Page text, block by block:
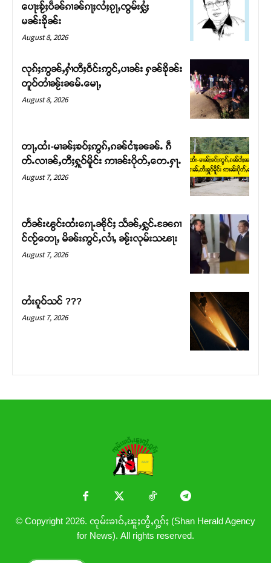
တႃႇႁႂ်ႈသဵင်ၵၢင်ၸႂ်ၵူၼ်းမိူင်း ၵူႈတီႈၵူႈလႅၼ်ပေႃးတေၸွ
တ်ႇ တူဝ်ႈလုမ်ႈၾႃႉၼၼ်ႉ ၶဝ်ႈႁူမ်ႈၵမ်ႉထႅမ် ၸုမ်းၶၢ
ဝ်ႇၽူႈတွႆႇႁွၵ်ႈ လႆႈယူႇၶႃႈဢေႃႈ။
ပေႃးၶႂ်ႈပဵၼ်ၵၢၼ်ၵႃႈလႆႈၵႂႃႇၸွမ်းႁွႆႈ
မၼ်းၶိုၼ်း
August 8, 2026
လုၵ်ႈဢွၼ်ႇႁၢႆတီႈဝဵင်းဢွင်ႇပၢၼ်း ႁၼ်ၶိုၼ်း
တူဝ်တၢႆၼႂ်းၼမ်ႉမေႃႇ
August 8, 2026
တႃႇထႆး-မၢၼ်ႈၶဝ်ႈဢွၵ်ႇၵၼ်ငၢႆႈၼၼ်ႉ ၵဵ
တ်ႉလၢၼ်ႇတီႈႁူဝ်မိူင်း ဢၢၼ်းပိုတ်ႇတေႉႁႃႉ
August 7, 2026
တႅၼ်းၽွင်းထႆးၵေႃႉၼိုင်ႈ သႅၼ်ႇႁွင်ႉၼႄၵၢ
င်ၸႂ်တေႃႇ မိၼ်းဢွင်ႇလၢႆႇ ၼႂ်းလုမ်းသၽႃး
August 7, 2026
တႆးၵူဝ်သင် ???
August 7, 2026
© Copyright 2026. ၸုမ်းၶၢဝ်ႇၽူႈတွႆႇႁွၵ်ႈ (Shan Herald Agency
for News). All rights reserved.